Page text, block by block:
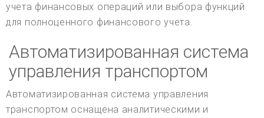
учета финансовых операций или выбора функций
для полноценного финансового учета.
Автоматизированная система
управления транспортом
Автоматизированная система управления
транспортом оснащена аналитическими и